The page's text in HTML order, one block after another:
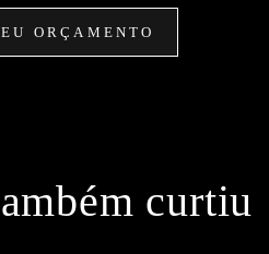
ORÇAMENTO
curtiu